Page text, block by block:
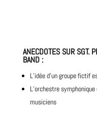
ANECDOTES SURSGT.
BAND :
L’idée d’un groupe fictif
L’orchestre
musiciens